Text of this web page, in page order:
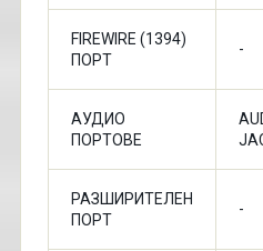
FIREWIRE (1394)
ПОРТ
-
АУДИО
ПОРТОВЕ
РАЗШИРИТЕЛЕН
ПОРТ
-